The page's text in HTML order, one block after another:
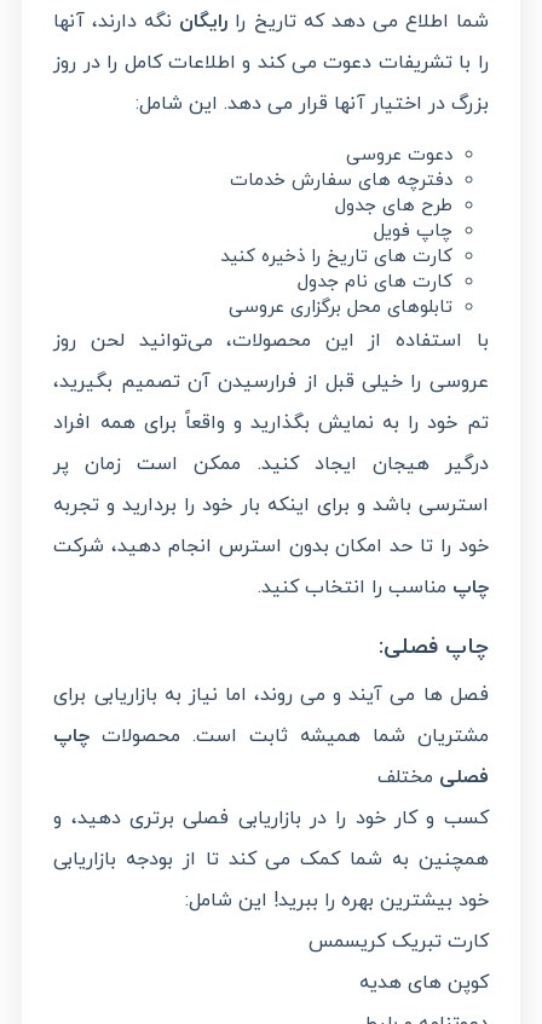
شما اطلاع می دهد که تاریخ را رایگان نگه دارند، آنها
را با تشریفات دعوت می کند و اطلاعات کامل را در روز
بزرگ در اختیار آنها قرار می دهد. این شامل:
دعوت عروسی
دفترچه های سفارش خدمات
طرح های جدول
چاپ فویل
کارت های تاریخ را ذخیره کنید
کارت های نام جدول
تابلوهای محل برگزاری عروسی
با استفاده از این محصولات، می‌توانید لحن روز
عروسی را خیلی قبل از فرارسیدن آن تصمیم بگیرید،
تم خود را به نمایش بگذارید و واقعاً برای همه افراد
درگیر هیجان ایجاد کنید. ممکن است زمان پر
استرسی باشد و برای اینکه بار خود را بردارید و تجربه
خود را تا حد امکان بدون استرس انجام دهید، شرکت
چاپ مناسب را انتخاب کنید.
چاپ فصلی:
فصل ها می آیند و می روند، اما نیاز به بازاریابی برای
مشتریان شما همیشه ثابت است. محصولات چاپ
فصلی مختلف
کسب و کار خود را در بازاریابی فصلی برتری دهید، و
همچنین به شما کمک می کند تا از بودجه بازاریابی
خود بیشترین بهره را ببرید! این شامل:
کارت تبریک کریسمس
کوپن های هدیه